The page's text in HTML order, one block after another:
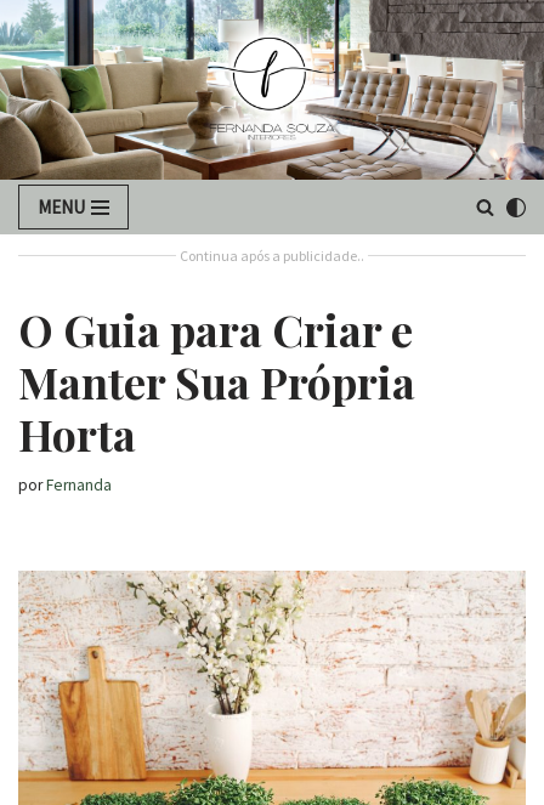
Pular
para
o
conteúdo
MENU
Continua após a publicidade..
O Guia para Criar e
Manter Sua Própria
Horta
porFernanda